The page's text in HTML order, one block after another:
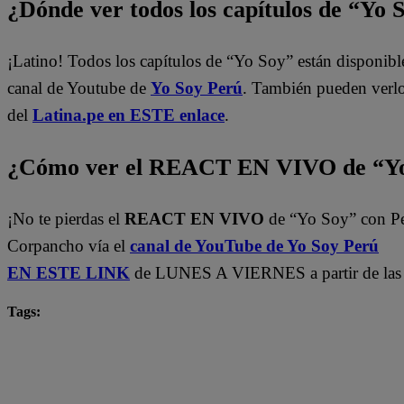
¿Dónde ver todos los capítulos de “Yo
¡Latino! Todos los capítulos de “Yo Soy” están
canal de Youtube de Yo Soy Perú. También pueden
del Latina.pe en ESTE enlace.
¿Cómo ver el REACT EN VIVO de
¡No te pierdas el REACT EN VIVO de “Yo Soy” con
Corpancho vía el canal de YouTube de Yo Soy Perú
EN ESTE LINK de LUNES A VIERNES a partir de
Tags: